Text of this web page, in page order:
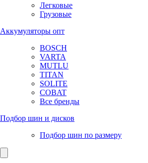
Легковые
Грузовые
Аккумуляторы опт
BOSCH
VARTA
MUTLU
TITAN
SOLITE
COBAT
Все бренды
Подбор шин и дисков
Подбор шин по размеру